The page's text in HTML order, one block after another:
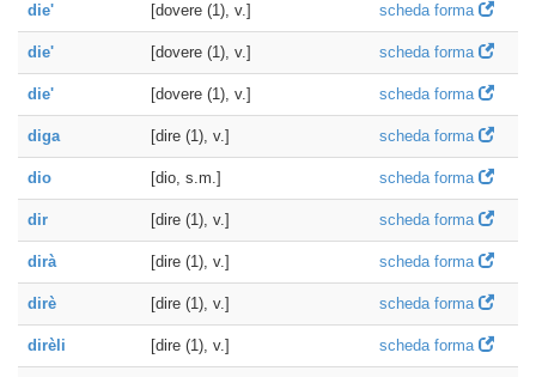
die' [dovere (1), v.] scheda forma
die' [dovere (1), v.] scheda forma
die' [dovere (1), v.] scheda forma
diga [dire (1), v.] scheda forma
dio [dio, s.m.] scheda forma
dir [dire (1), v.] scheda forma
dirà [dire (1), v.] scheda forma
dirè [dire (1), v.] scheda forma
dirèli [dire (1), v.] scheda forma